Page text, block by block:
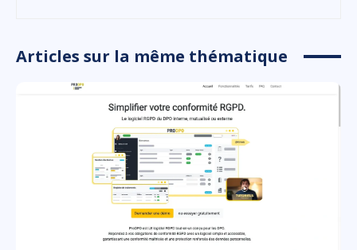
Articles sur la même thématique